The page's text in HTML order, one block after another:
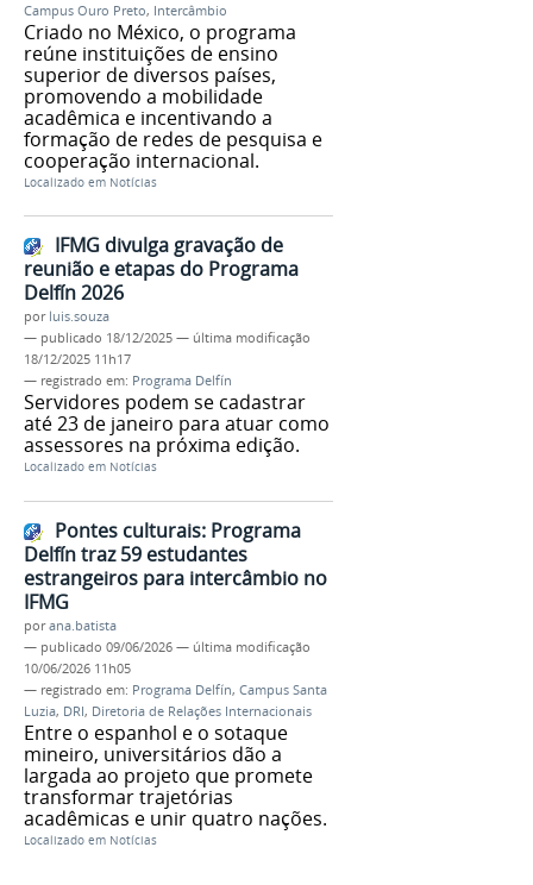
Campus Ouro Preto, Intercâmbio
Criado no México, o programa
reúne instituições de ensino
superior de diversos países,
promovendo a mobilidade
acadêmica e incentivando a
formação de redes de pesquisa e
cooperação internacional.
Localizado em Notícias
IFMG divulga gravação de
reunião e etapas do Programa
Delfín 2026
por luis.souza
— publicado 18/12/2025 — última modificação
18/12/2025 11h17
— registrado em: Programa Delfín
Servidores podem se cadastrar
até 23 de janeiro para atuar como
assessores na próxima edição.
Localizado em Notícias
Pontes culturais: Programa
Delfín traz 59 estudantes
estrangeiros para intercâmbio no
IFMG
porana.batista
— publicado 09/06/2026 — última modificação
10/06/2026 11h05
— registrado em: Programa Delfín, Campus Santa
Luzia, DRI, Diretoria de Relações Internacionais
Entre o espanhol e o sotaque
mineiro, universitários dão a
largada ao projeto que promete
transformar trajetórias
acadêmicas e unir quatro nações.
Localizado em Notícias